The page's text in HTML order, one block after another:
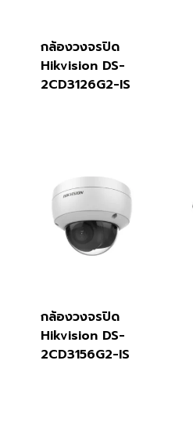
กล้องวงจรปิด
Hikvision DS-
2CD3126G2-IS
กล้องวงจรปิด
Hikvision DS-
2CD3156G2-IS